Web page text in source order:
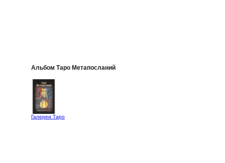
Альбом Таро Метапосланий
Галереи Таро